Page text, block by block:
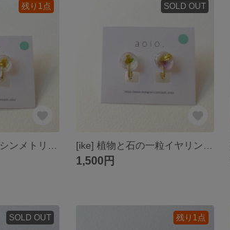
残り1点 SOLD OUT
1,500円
SOLD OUT 残り1点